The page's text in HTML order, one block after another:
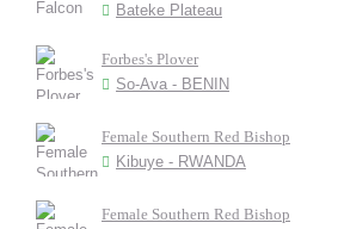
Bateke Plateau
Forbes's Plover
So-Ava - BENIN
Female Southern Red Bishop
Kibuye - RWANDA
Female Southern Red Bishop